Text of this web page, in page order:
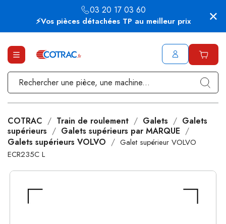
⚡Vos pièces détachées TP au meilleur prix
03 20 17 03 60
COTRAC Train de roulement Galets
Galets
supérieurs
Galets supérieurs par MARQUE
Galets supérieurs VOLVO
Galet supérieur VOLVO
ECR235C L